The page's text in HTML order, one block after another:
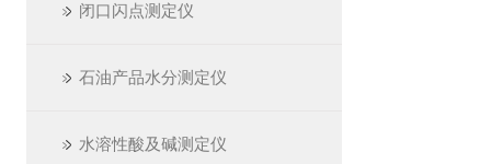
闭口闪点测定仪
石油产品水分测定仪
水溶性酸及碱测定仪